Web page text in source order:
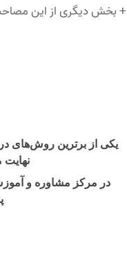
+ بخش دیگری از این
یکی از برترین روش‌های
در مرکز مشاوره و آموزش